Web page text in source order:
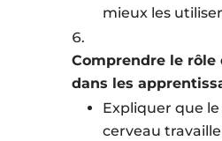
mieux les
Comprendre le rôle
dans les
Expliquer que
cerveau